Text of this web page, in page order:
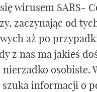
wirusem SARS-
zaczynając od
aż po
z nas ma jakieś
nierzadko osobiste.
szuka informacji o